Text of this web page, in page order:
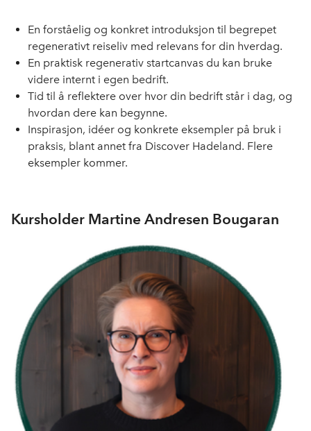
En forståelig og konkret introduksjon til begrepet
regenerativt reiseliv med relevans for din hverdag.
En praktisk regenerativ startcanvas du kan bruke
videre internt i egen bedrift.
Tid til å reflektere over hvor din bedrift står i dag, og
hvordan dere kan begynne.
Inspirasjon, idéer og konkrete eksempler på bruk i
praksis, blant annet fra Discover Hadeland. Flere
eksempler kommer.
Kursholder Martine Andresen Bougaran